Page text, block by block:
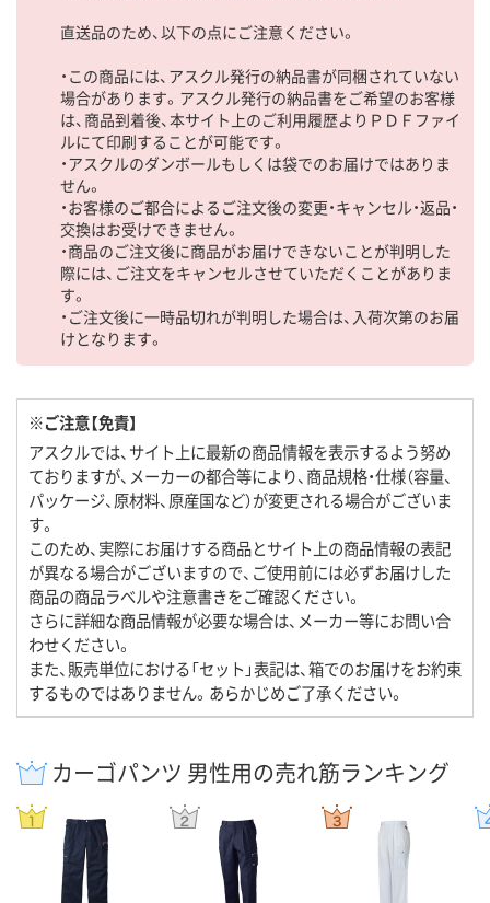
直送品のため、以下の点にご注意ください。
・この商品には、アスクル発行の納品書が同梱されていない
場合があります。アスクル発行の納品書をご希望のお客様
は、商品到着後、本サイト上のご利用履歴よりＰＤＦファイ
ルにて印刷することが可能です。
・アスクルのダンボールもしくは袋でのお届けではありま
せん。
・お客様のご都合によるご注文後の変更・キャンセル・返品・
交換はお受けできません。
・商品のご注文後に商品がお届けできないことが判明した
際には、ご注文をキャンセルさせていただくことがありま
す。
・ご注文後に一時品切れが判明した場合は、入荷次第のお届
けとなります。
※ご注意【免責】
アスクルでは、サイト上に最新の商品情報を表示するよう努め
ておりますが、メーカーの都合等により、商品規格・仕様（容量、
パッケージ、原材料、原産国など）が変更される場合がございま
す。
このため、実際にお届けする商品とサイト上の商品情報の表記
が異なる場合がございますので、ご使用前には必ずお届けした
商品の商品ラベルや注意書きをご確認ください。
さらに詳細な商品情報が必要な場合は、メーカー等にお問い合
わせください。
また、販売単位における「セット」表記は、箱でのお届けをお約束
するものではありません。あらかじめご了承ください。
カーゴパンツ 男性用の売れ筋ランキング